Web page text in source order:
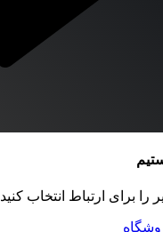
را برای ارتباط انتخاب کنید